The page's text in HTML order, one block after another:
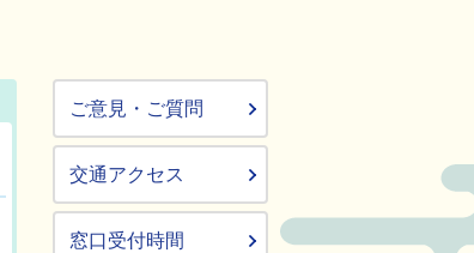
ご意見・ご質問
交通アクセス
窓口受付時間